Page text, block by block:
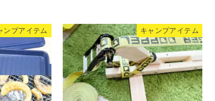
ンプアイテム キャンプアイテム